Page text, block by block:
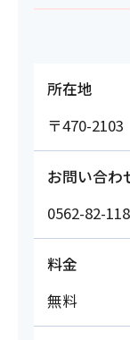
所在地
〒470-
お問い合わ
0562-82-
料金
無料